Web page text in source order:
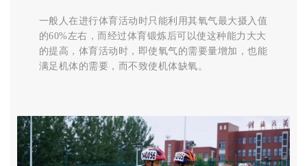
一般人在进行体育活动时只能利用其氧气最大摄入值
的60%左右，而经过体育锻炼后可以使这种能力大大
的提高，体育活动时，即使氧气的需要量增加，也能
满足机体的需要，而不致使机体缺氧。